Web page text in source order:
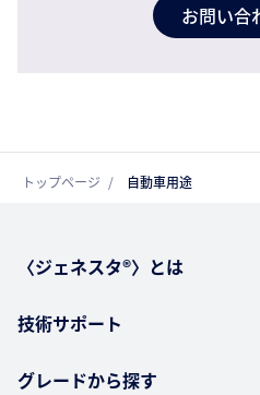
お問い合
トップページ 自動車用途
〈ジェネスタ®〉とは
技術サポート
グレードから探す